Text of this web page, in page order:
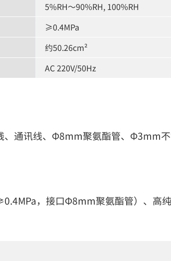
5%RH～90%RH, 100%RH
≥0.4MPa
约50.26cm²
AC 220V/50Hz
、通讯线、Φ8mm聚氨酯管、Φ3mm
，接口Φ8mm聚氨酯管）、高